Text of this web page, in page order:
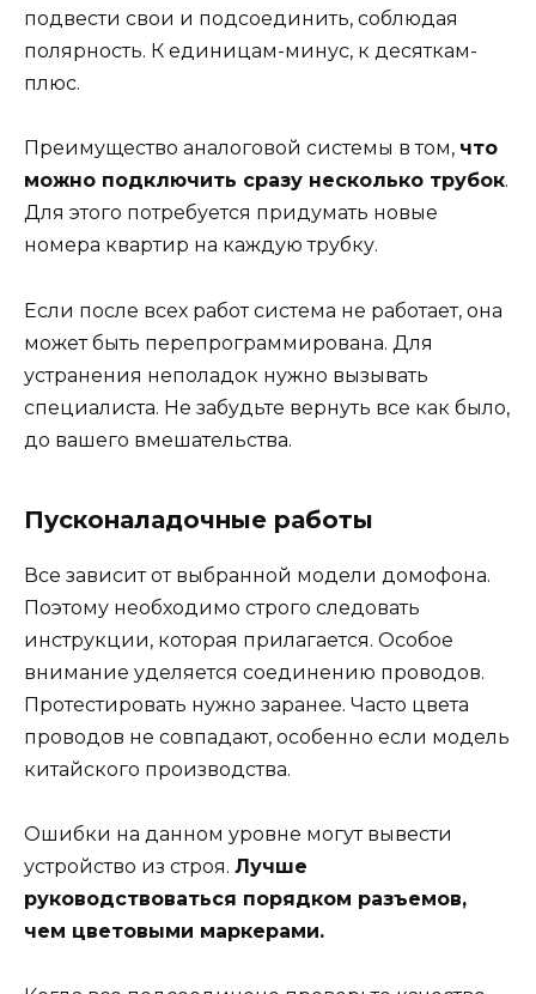
подвести свои и подсоединить, соблюдая
полярность. К единицам-минус, к десяткам-
плюс.
Преимущество аналоговой системы в том, что
можно подключить сразу несколько трубок.
Для этого потребуется придумать новые
номера квартир на каждую трубку.
Если после всех работ система не работает, она
может быть перепрограммирована. Для
устранения неполадок нужно вызывать
специалиста. Не забудьте вернуть все как было,
до вашего вмешательства.
Пусконаладочные работы
Все зависит от выбранной модели домофона.
Поэтому необходимо строго следовать
инструкции, которая прилагается. Особое
внимание уделяется соединению проводов.
Протестировать нужно заранее. Часто цвета
проводов не совпадают, особенно если модель
китайского производства.
Ошибки на данном уровне могут вывести
устройство из строя. Лучше
руководствоваться порядком разъемов,
чем цветовыми маркерами.